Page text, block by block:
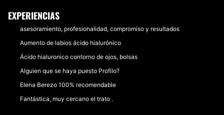
EXPERIENCIAS
asesoramiento, profesionalidad, compromiso y resultados
Aumento de labios ácido hialurónico
Ácido hialuronico contorno de ojos, bolsas
Alguien que se haya puesto Profilo?
Elena Berezo 100% recomendable
Fantástica, muy cercano el trato .